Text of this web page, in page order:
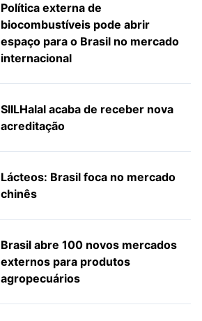
Política externa de
biocombustíveis pode abrir
espaço para o Brasil no mercado
internacional
SIILHalal acaba de receber nova
acreditação
Lácteos: Brasil foca no mercado
chinês
Brasil abre 100 novos mercados
externos para produtos
agropecuários